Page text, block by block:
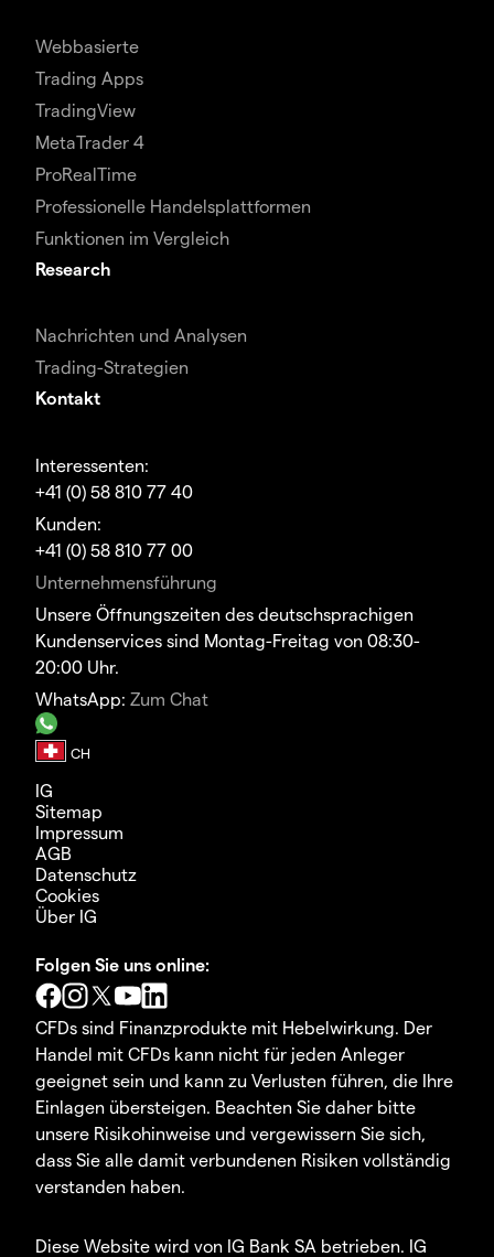
Webbasierte
Trading Apps
TradingView
MetaTrader 4
ProRealTime
Professionelle Handelsplattformen
Funktionen im Vergleich
Research
Nachrichten und Analysen
Trading-Strategien
Kontakt
Interessenten:
+41 (0) 58 810 77 40
Kunden:
+41 (0) 58 810 77 00
Unternehmensführung
Unsere Öffnungszeiten des deutschsprachigen
Kundenservices sind Montag-Freitag von 08:30-
20:00 Uhr.
WhatsApp: Zum Chat
IG
Sitemap
Impressum
AGB
Datenschutz
Cookies
Über IG
Folgen Sie uns online:
CFDs sind Finanzprodukte mit Hebelwirkung. Der
Handel mit CFDs kann nicht für jeden Anleger
geeignet sein und kann zu Verlusten führen, die Ihre
Einlagen übersteigen. Beachten Sie daher bitte
unsere Risikohinweise und vergewissern Sie sich,
dass Sie alle damit verbundenen Risiken vollständig
verstanden haben.
Diese Website wird von IG Bank SA betrieben. IG